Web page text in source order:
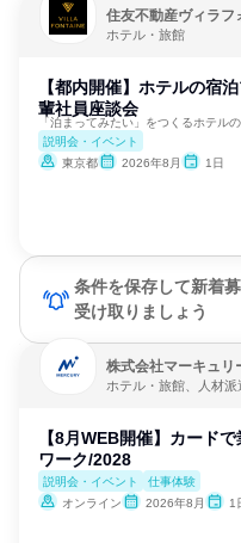
住友不動産ヴィラフ
ホテル・旅館
【都内開催】ホテルの宿
輩社員座談会
「泊まってみたい」をつくるホテル
説明会・イベント
東京都
2026年8月 1日
条件を保存して新着
受け取りましょう
株式会社マーキュリ
ホテル・旅館、人材
【8月WEB開催】カード
ワーク/2028
説明会・イベント
仕事体験
オンライン
2026年8月 1